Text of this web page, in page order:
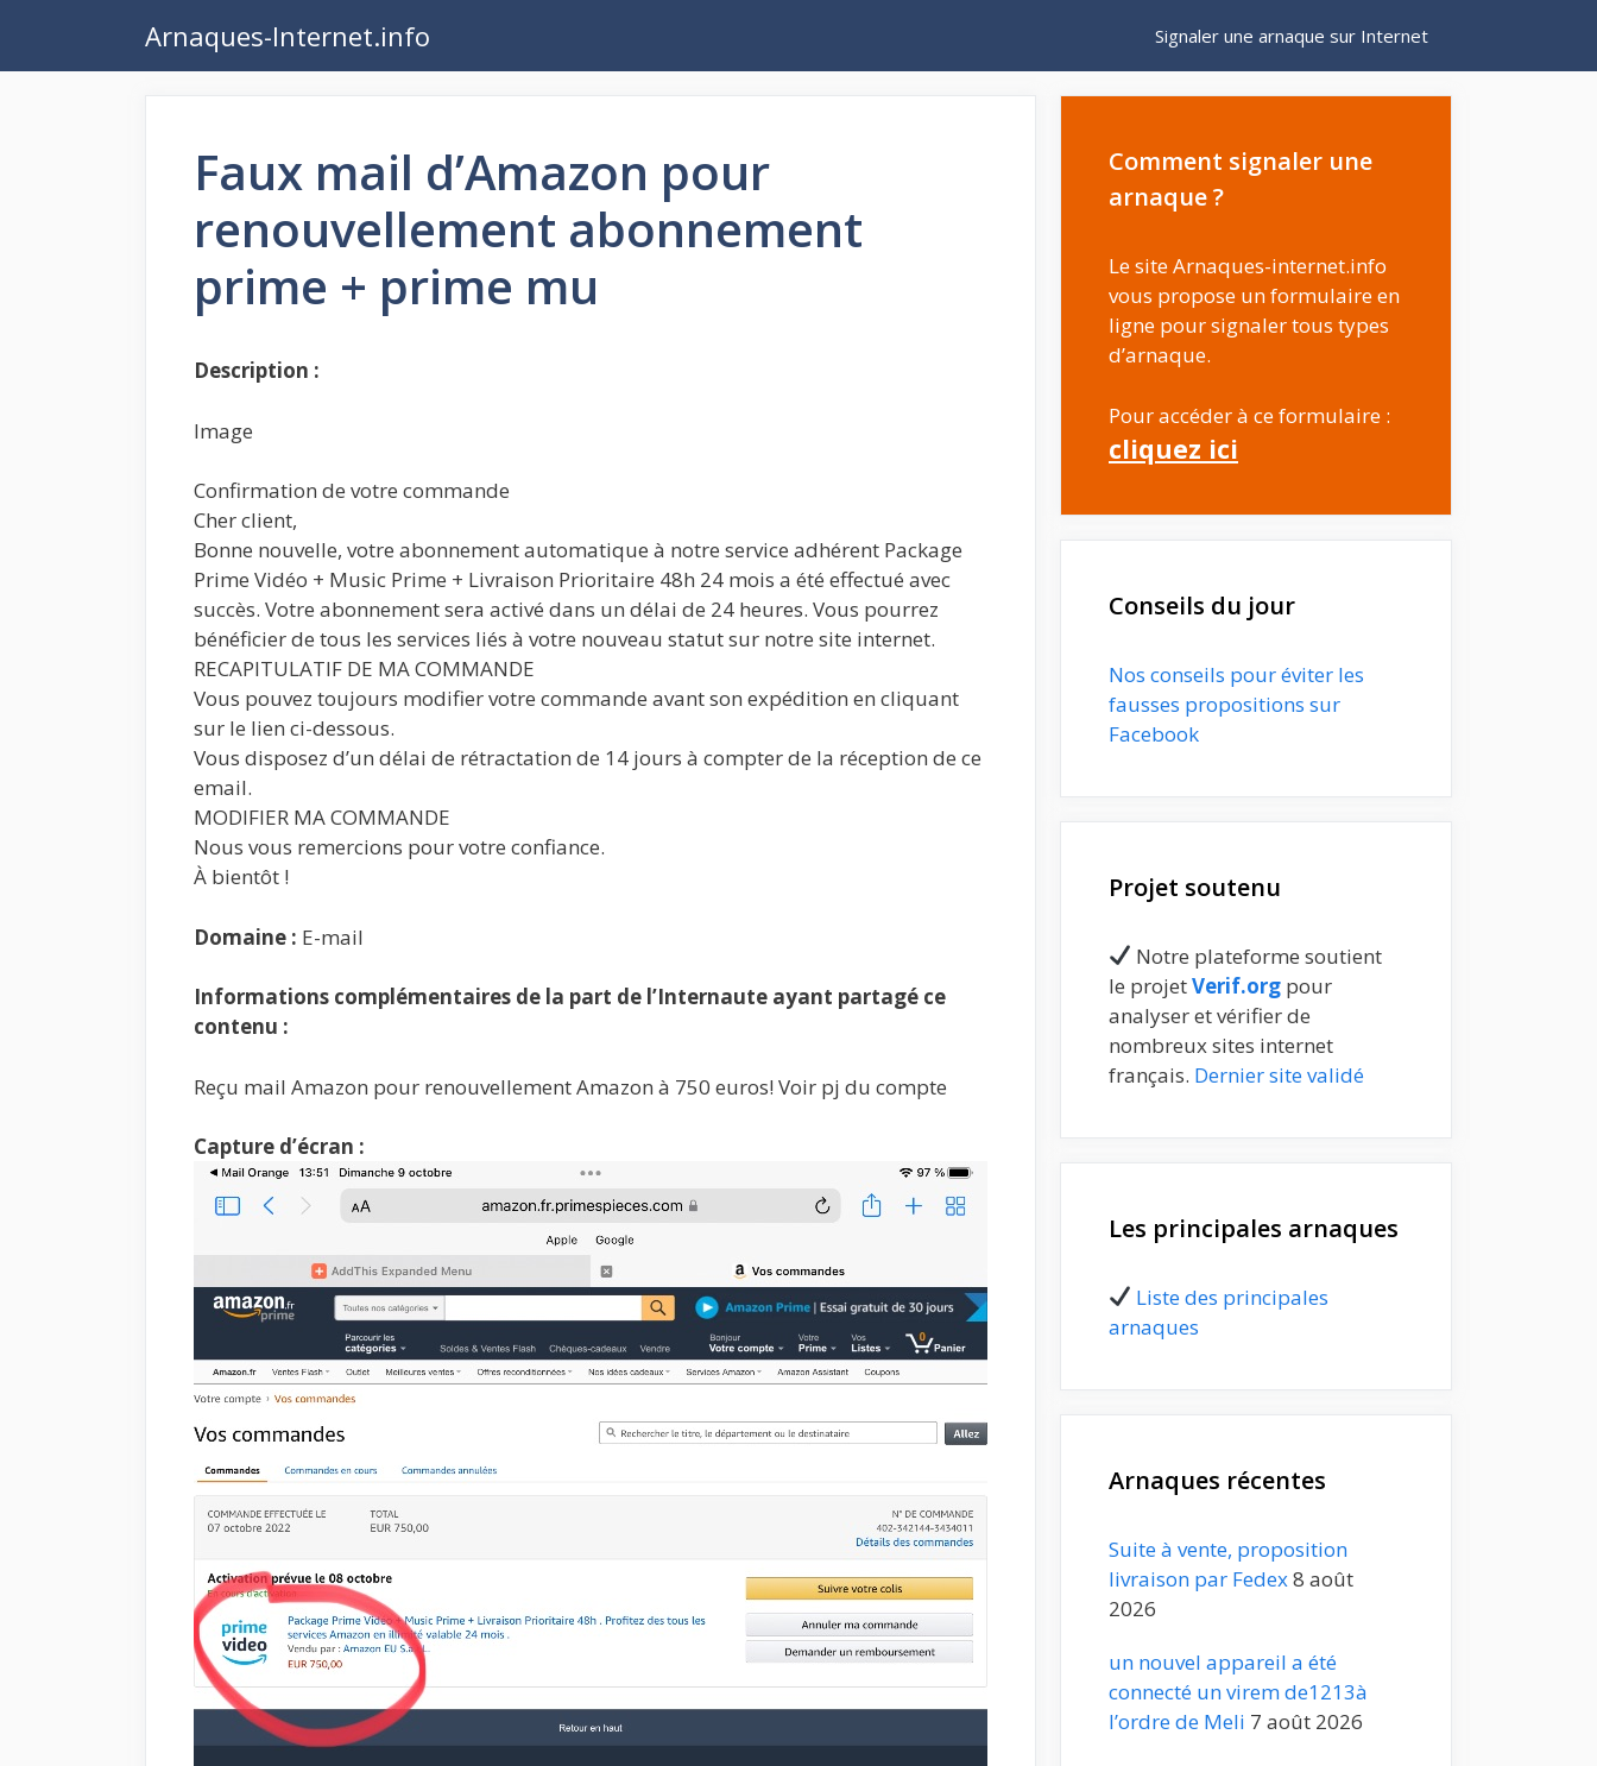
contenu
Arnaques-Internet.info Signaler une arnaque sur Internet
Faux mail d’Amazon pour
renouvellement abonnement
prime + prime mu
Description :
Image
Confirmation de votre commande
Cher client,
Bonne nouvelle, votre abonnement automatique à notre service adhérent Package
Prime Vidéo + Music Prime + Livraison Prioritaire 48h 24 mois a été effectué avec
succès. Votre abonnement sera activé dans un délai de 24 heures. Vous pourrez
bénéficier de tous les services liés à votre nouveau statut sur notre site internet.
RECAPITULATIF DE MA COMMANDE
Vous pouvez toujours modifier votre commande avant son expédition en cliquant
sur le lien ci-dessous.
Vous disposez d’un délai de rétractation de 14 jours à compter de la réception de ce
email.
MODIFIER MA COMMANDE
Nous vous remercions pour votre confiance.
À bientôt !
Domaine : E-mail
Informations complémentaires de la part de l’Internaute ayant partagé ce
contenu :
Reçu mail Amazon pour renouvellement Amazon à 750 euros! Voir pj du compte
Capture d’écran :
Comment signaler une
arnaque ?
Le site Arnaques-internet.info
vous propose un formulaire en
ligne pour signaler tous types
d’arnaque.
Pour accéder à ce formulaire :
cliquez ici
Conseils du jour
Nos conseils pour éviter les
fausses propositions sur
Facebook
Projet soutenu
Notre plateforme soutient
le projetVerif.org pour
analyser et vérifier de
nombreux sites internet
français. Dernier site validé
Les principales arnaques
Liste des principales
arnaques
Arnaques récentes
Suite à vente, proposition
livraison par Fedex8 août
2026
un nouvel appareil a été
connecté un virem de1213à
l’ordre de Meli 7 août 2026